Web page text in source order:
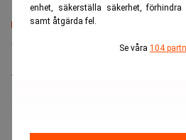
enhet, säkerställa säkerhet, förhindra
samt åtgärda fel.
Se våra 104
Senaste lediga jobben
Sista ansökningsdag: